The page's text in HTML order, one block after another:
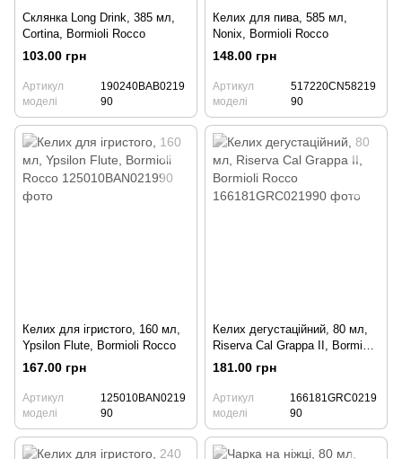
Склянка Long Drink, 385 мл,
Cortina, Bormioli Rocco
103.00 грн
Артикул
моделі
190240BAB0219
90
Келих для пива, 585 мл,
Nonix, Bormioli Rocco
148.00 грн
Артикул
моделі
517220CN58219
90
Келих для ігристого, 160 мл,
Ypsilon Flute, Bormioli Rocco
167.00 грн
Артикул
моделі
125010BAN0219
90
Келих дегустаційний, 80 мл,
Riserva Cal Grappa II, Bormioli
Rocco
181.00 грн
Артикул
моделі
166181GRC0219
90